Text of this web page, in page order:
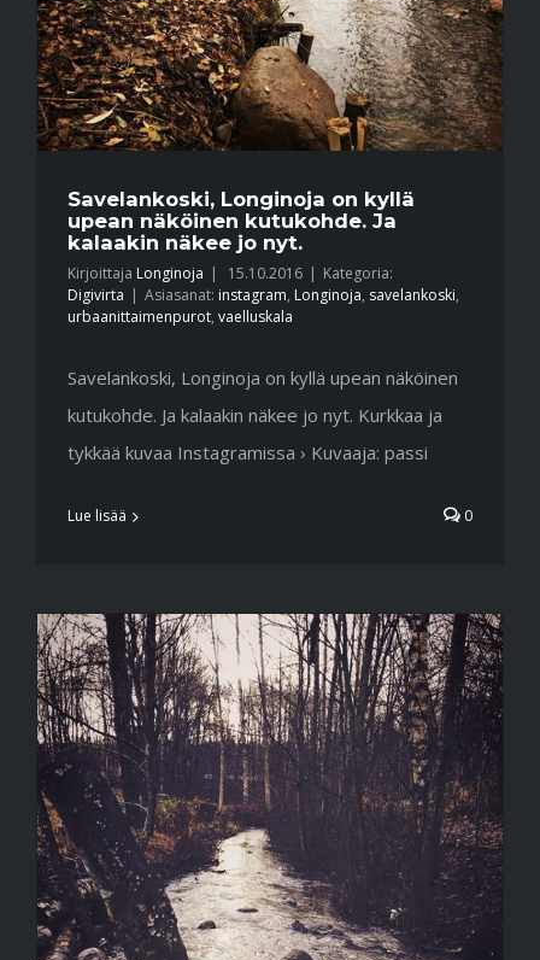
Savelankoski, Longinoja on kyllä
upean näköinen kutukohde. Ja
kalaakin näkee jo nyt.
Kirjoittaja Longinoja | 15.10.2016 | Kategoria:
Digivirta | Asiasanat: instagram, Longinoja, savelankoski,
urbaanittaimenpurot, vaelluskala
Savelankoski, Longinoja on kyllä upean näköinen
kutukohde. Ja kalaakin näkee jo nyt. Kurkkaa ja
tykkää kuvaa Instagramissa › Kuvaaja: passi
Lue lisää 0